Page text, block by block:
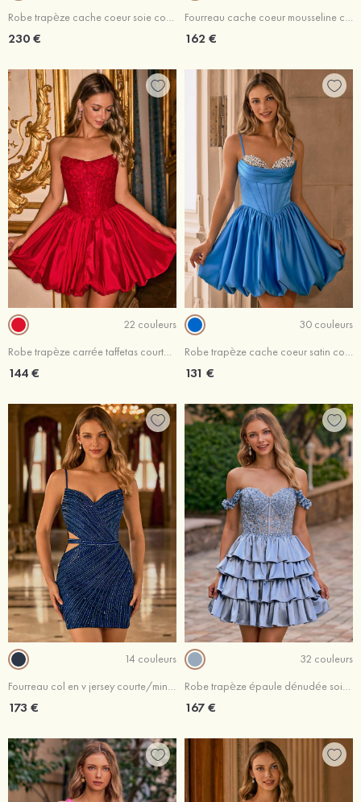
Robe trapèze cache coeur soie comme du satin courte/mini robe de fête de la rentré avec perles trou de serrure
230 €
Fourreau cache coeur mousseline courte/mini robe de fête de la rentré avec volants imprimé floral
162 €
22 couleurs
Robe trapèze carrée taffetas courte/mini robe de fête de la rentré avec appliqué perles
144 €
30 couleurs
Robe trapèze cache coeur satin courte/mini robe de fête de la rentré avec cristal plissé
131 €
14 couleurs
Fourreau col en v jersey courte/mini robe de fête de la rentré avec cristal strass
173 €
32 couleurs
Robe trapèze épaule dénudée soie comme du satin courte/mini robe de fête de la rentré avec broderie fleurs
167 €